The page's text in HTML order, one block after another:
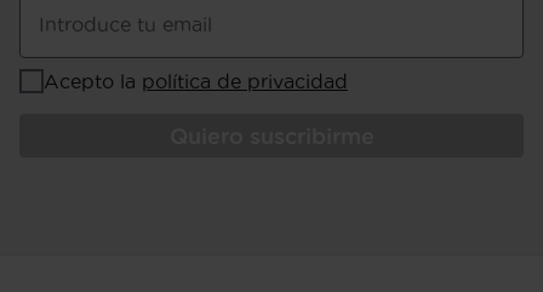
Introduce tu email
Acepto la política de privacidad